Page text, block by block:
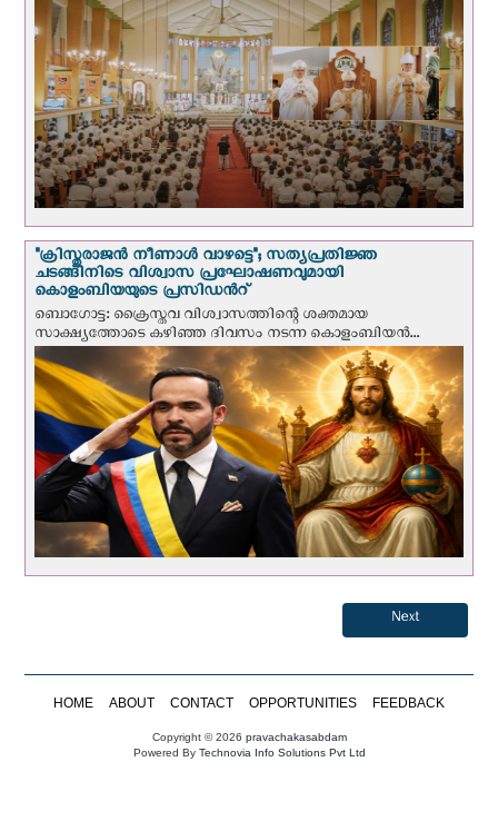
"ക്രിസ്തുരാജന്‍ നീണാള്‍ വാഴട്ടെ"; സത്യപ്രതിജ്ഞ
ചടങ്ങിനിടെ വിശ്വാസ പ്രഘോഷണവുമായി
കൊളംബിയയുടെ പ്രസിഡന്‍റ്
ബൊഗോട്ട: ക്രൈസ്തവ വിശ്വാസത്തിന്റെ ശക്തമായ
സാക്ഷ്യത്തോടെ കഴിഞ്ഞ ദിവസം നടന്ന കൊളംബിയന്‍...
Next
HOME ABOUT CONTACT OPPORTUNITIES FEEDBACK
Copyright © 2026 pravachakasabdam
Powered ByTechnovia Info Solutions Pvt Ltd